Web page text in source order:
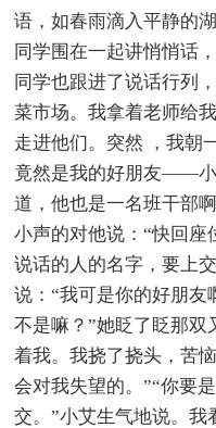
语，如春雨滴入平静的
同学围在一起讲悄悄话
同学也跟进了说话行列
菜市场。我拿着老师给
走进他们。突然 ，我朝
竟然是我的好朋友――小
道，他也是一名班干部
小声的对他说：“快回
说话的人的名字，要上
说：“我可是你的好朋友
不是嘛？”她眨了眨那
着我。我挠了挠头，苦
会对我失望的。”“你要
交。”小艾生气地说。